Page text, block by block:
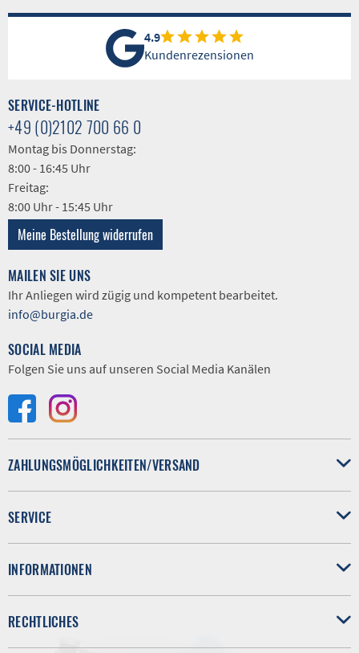
4.9
Kundenrezensionen
SERVICE-HOTLINE
+49 (0)2102 700 66 0
Montag bis Donnerstag:
8:00 - 16:45 Uhr
Freitag:
8:00 Uhr - 15:45 Uhr
Meine Bestellung widerrufen
MAILEN SIE UNS
Ihr Anliegen wird zügig und kompetent bearbeitet.
info@burgia.de
SOCIAL MEDIA
Folgen Sie uns auf unseren Social Media Kanälen
ZAHLUNGSMÖGLICHKEITEN/VERSAND
SERVICE
INFORMATIONEN
RECHTLICHES